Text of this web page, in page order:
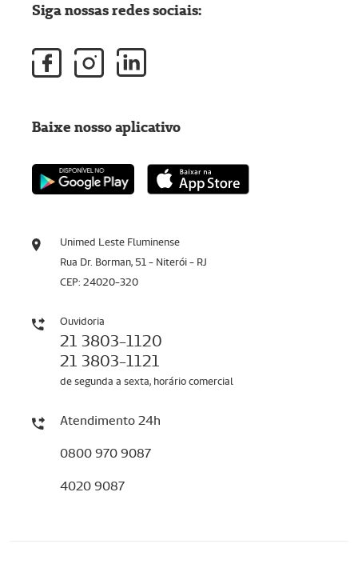
Unimed Leste Fluminense
Rua Dr. Borman, 51 - Niterói - RJ
CEP: 24020-320
Ouvidoria
21 3803-1120
21 3803-1121
de segunda a sexta, horário comercial
Atendimento 24h
0800 970 9087
4020 9087
Siga nossas redes sociais:
Baixe nosso aplicativo